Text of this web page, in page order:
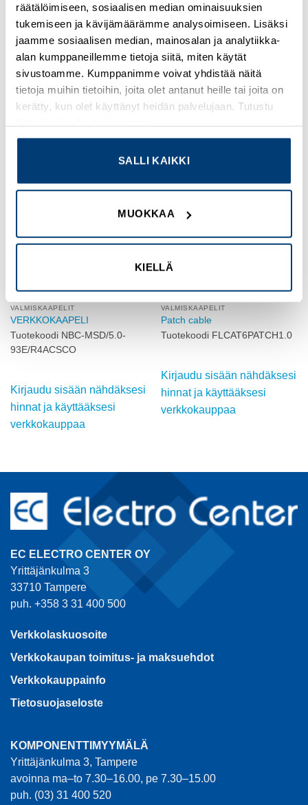
räätälöimiseen, sosiaalisen median ominaisuuksien
tukemiseen ja kävijämäärämme analysoimiseen. Lisäksi
jaamme sosiaalisen median, mainosalan ja analytiikka-
alan kumppaneillemme tietoja siitä, miten käytät
sivustoamme. Kumppanimme voivat yhdistää näitä
tietoja muihin tietoihin, joita olet antanut heille tai joita on
kerätty, kun olet käyttänyt heidän palvelujaan. Tutustu
SALLI KAIKKI
MUOKKAA
KIELLÄ
Lisätietoja tuotteesta
Osasto: Valmiskaapelit
TUTUSTU MYÖS
Add to
VALMISKAAPELIT
VERKKOKAAPELI
Tuotekoodi NBC-MSD/5.0-
93E/R4ACSCO
Kirjaudu sisään nähdäksesi
hinnat ja käyttääksesi
verkkokauppaa
Add to
VALMISKAAPELIT
Patch cable
Tuotekoodi FLCAT6PATCH1.0
Kirjaudu sisään nähdäksesi
hinnat ja käyttääksesi
verkkokauppaa
EC ELECTRO CENTER OY
Yrittäjänkulma 3
33710 Tampere
puh. +358 3 31 400 500
Verkkolaskuosoite
Verkkokaupan toimitus- ja maksuehdot
Verkkokauppainfo
Tietosuojaseloste
KOMPONENTTIMYYMÄLÄ
Yrittäjänkulma 3, Tampere
avoinna ma–to 7.30–16.00, pe 7.30–15.00
puh. (03) 31 400 520